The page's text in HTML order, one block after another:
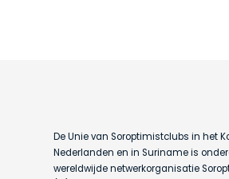
De Unie van Soroptimistclubs in het
Nederlanden en in Suriname is
wereldwijde netwerkorganisatie